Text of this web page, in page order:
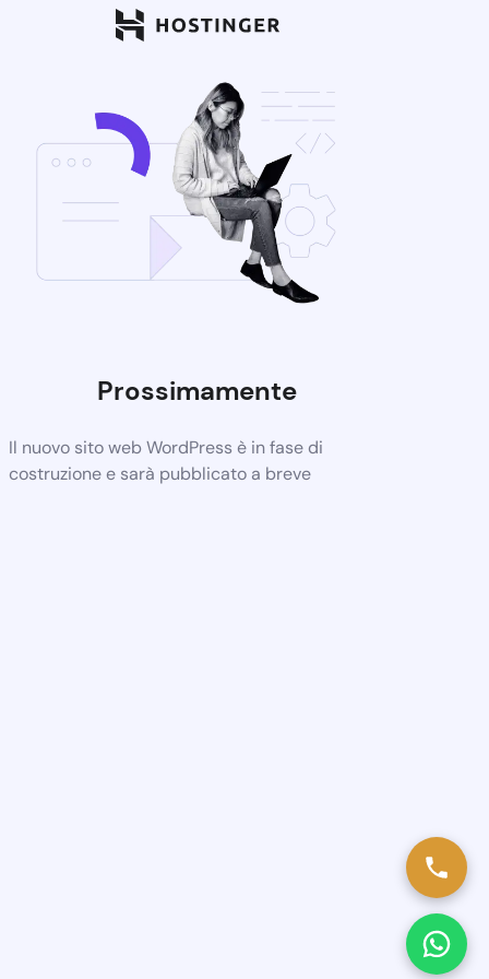
Prossimamente
Il nuovo sito web WordPress è in fase di
costruzione e sarà pubblicato a breve